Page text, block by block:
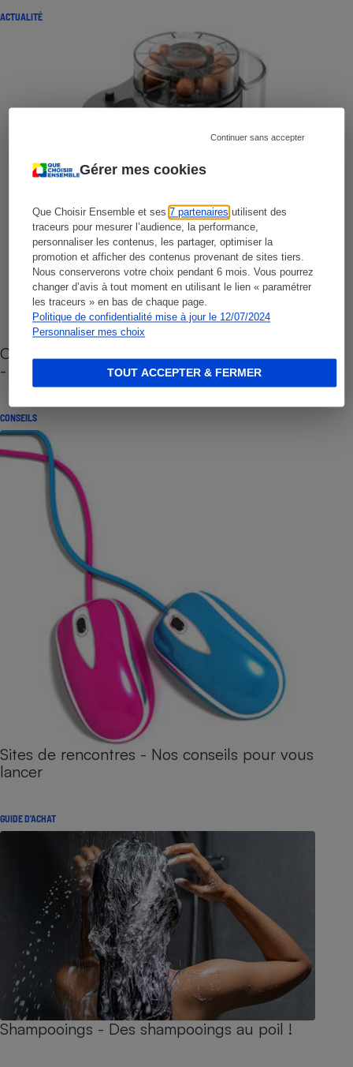
Gérer mes cookies
Que Choisir Ensemble et ses7 partenaires utilisent des
traceurs pour mesurer l’audience, la performance,
personnaliser les contenus, les partager, optimiser la
promotion et afficher des contenus provenant de sites tiers.
Nous conserverons votre choix pendant 6 mois. Vous pourrez
changer d’avis à tout moment en utilisant le lien « paramétrer
les traceurs » en bas de chaque page.
Politique de confidentialité mise à jour le 12/07/2024
Personnaliser mes choix
Continuer sans accepter
TOUT ACCEPTER & FERMER
ACTUALITÉ
Cafetière à capsules zéro déchet CoffeeB (vidéo)
- Premières impressions
CONSEILS
Sites de rencontres - Nos conseils pour vous
lancer
GUIDE D'ACHAT
Shampooings - Des shampooings au poil !